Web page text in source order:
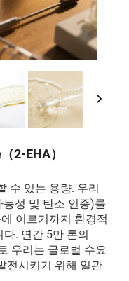
2-EHA）
수 있는 용량. 우리
능성 및 탄소 인증)를
이르기까지 환경적
. 연간 5만 톤의
우리는 글로벌 수요
전시키기 위해 일관